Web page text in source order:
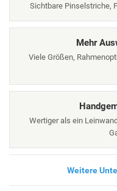
Sichtbare Pinselstriche,
Mehr
Viele Größen,
Wertiger als ein
Weitere